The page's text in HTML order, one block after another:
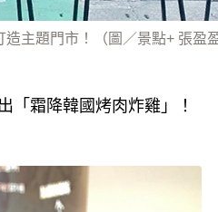
主題門市！（圖／景點+ 張盈盈
「霜降韓國烤肉炸雞」！